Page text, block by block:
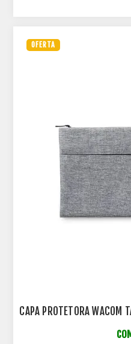
OFERTA
CAPA PROTETORA WACOM